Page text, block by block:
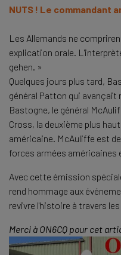
NUTS ! Le commandant
Les Allemands ne
explication orale.
gehen. »
Quelques jours plus tard,
général Patton qui avançait
Bastogne, le général
Cross, la deuxième plus
américaine. McAuliffe est
forces armées américaines
Avec cette émission
rend hommage aux
revivre l'histoire à travers
Merci à ON6CQ pour cet